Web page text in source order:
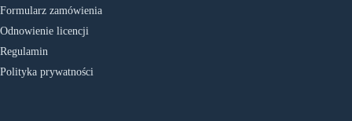
Formularz zamówienia
Odnowienie licencji
Regulamin
Polityka prywatności